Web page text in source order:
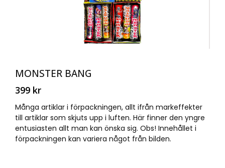
MONSTER BANG
399 kr
Många artiklar i förpackningen, allt ifrån markeffekter
till artiklar som skjuts upp i luften. Här finner den yngre
entusiasten allt man kan önska sig. Obs! Innehållet i
förpackningen kan variera något från bilden.